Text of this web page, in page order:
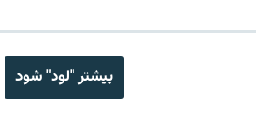
بیشتر "لود" شود